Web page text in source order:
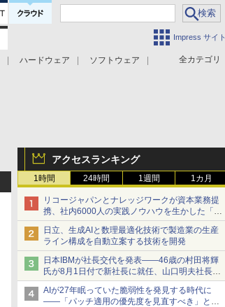
Impress サイト
全カテゴリ
ハードウェア
ソフトウェア
アクセスランキング
1時間 24時間 1週間 1カ月
リコージャパンとナレッジワークが資本業務提
携、社内6000人の実践ノウハウを生かした「AI
商談記録 for RICOH」を展開へ
日立、生成AIと数理最適化技術で製造業の生産
ライン構成を自動立案する技術を開発
日本IBMが社長交代を発表――46歳の村田将輝
氏が8月1日付で新社長に就任、山口明夫社長は
会長へ
AIが27年眠っていた脆弱性を発見する時代に
――「パッチ適用の優先度を見直すべき」とセ